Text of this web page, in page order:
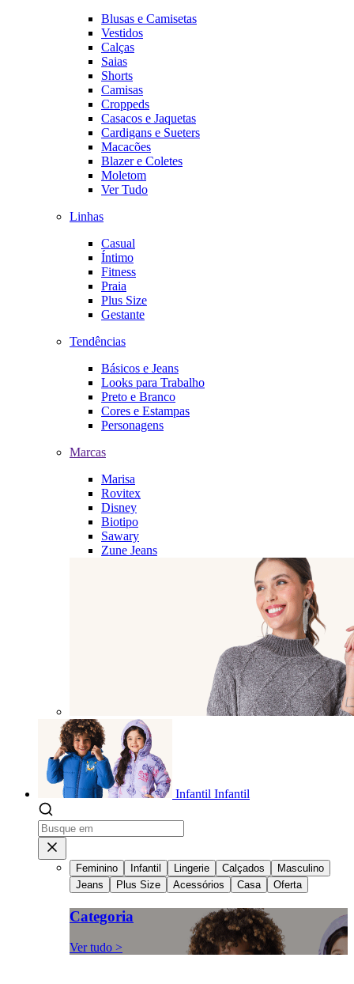
Blusas e Camisetas
Vestidos
Calças
Saias
Shorts
Camisas
Croppeds
Casacos e Jaquetas
Cardigans e Sueters
Macacões
Blazer e Coletes
Moletom
Ver Tudo
Linhas
Casual
Íntimo
Fitness
Praia
Plus Size
Gestante
Tendências
Básicos e Jeans
Looks para Trabalho
Preto e Branco
Cores e Estampas
Personagens
Marcas
Marisa
Rovitex
Disney
Biotipo
Sawary
Zune Jeans
Infantil Infantil
Feminino Infantil Lingerie Calçados
Masculino
Jeans
Plus Size Acessórios Casa Oferta
Categoria
Ver tudo >